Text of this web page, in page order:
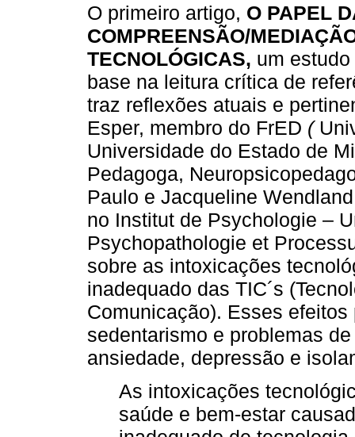
O primeiro artigo, O PAPEL
COMPREENSÃO/
TECNOLÓGICAS, um
base na leitura crítica de
traz reflexões atuais e
Esper, membro do FrED (
Universidade do Estado de
Pedagoga,
Paulo e Jacqueline
no Institut de Psychologie –
Psychopathologie et
sobre as intoxicações
inadequado das TIC´s
Comunicação). Esses
sedentarismo e problemas
ansiedade, depressão e
As intoxicações
saúde e bem-estar